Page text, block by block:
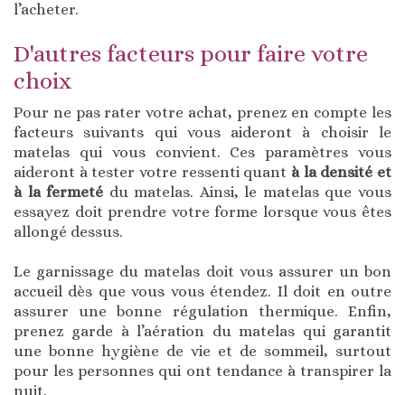
l’acheter.
D'autres facteurs pour faire votre
choix
Pour ne pas rater votre achat, prenez en compte les
facteurs suivants qui vous aideront à choisir le
matelas qui vous convient. Ces paramètres vous
aideront à tester votre ressenti quant à la densité et
à la fermeté du matelas. Ainsi, le matelas que vous
essayez doit prendre votre forme lorsque vous êtes
allongé dessus.
Le garnissage du matelas doit vous assurer un bon
accueil dès que vous vous étendez. Il doit en outre
assurer une bonne régulation thermique. Enfin,
prenez garde à l’aération du matelas qui garantit
une bonne hygiène de vie et de sommeil, surtout
pour les personnes qui ont tendance à transpirer la
nuit.